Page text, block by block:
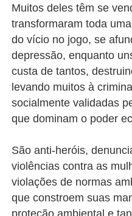
Muitos deles têm se
transformaram toda
do vício no jogo, se
depressão, enquanto
custa de tantos,
levando muitos à
socialmente validadas
que dominam o poder
São anti-heróis,
violências contra as
violações de normas
que constroem suas
proteção ambiental e